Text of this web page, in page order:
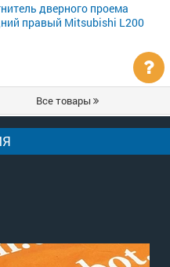
дверного проема
правый Mitsubishi L200
Все товары